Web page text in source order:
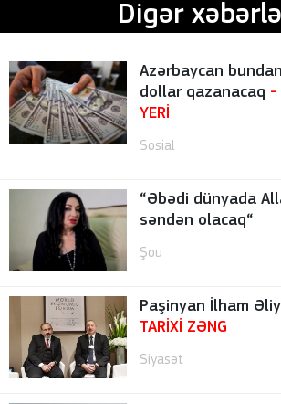
Digər
Azərbaycan
dollar qazanacaq -
YERİ
Sosial
“Əbədi dünyada
səndən olacaq“
Şou
Paşinyan İlham
TARİXİ ZƏNG
Siyasət